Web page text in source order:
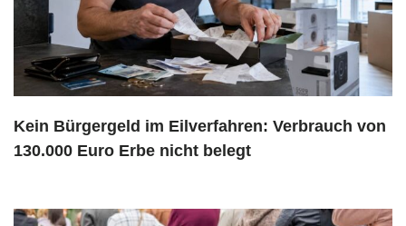
Kein Bürgergeld im Eilverfahren: Verbrauch von
130.000 Euro Erbe nicht belegt